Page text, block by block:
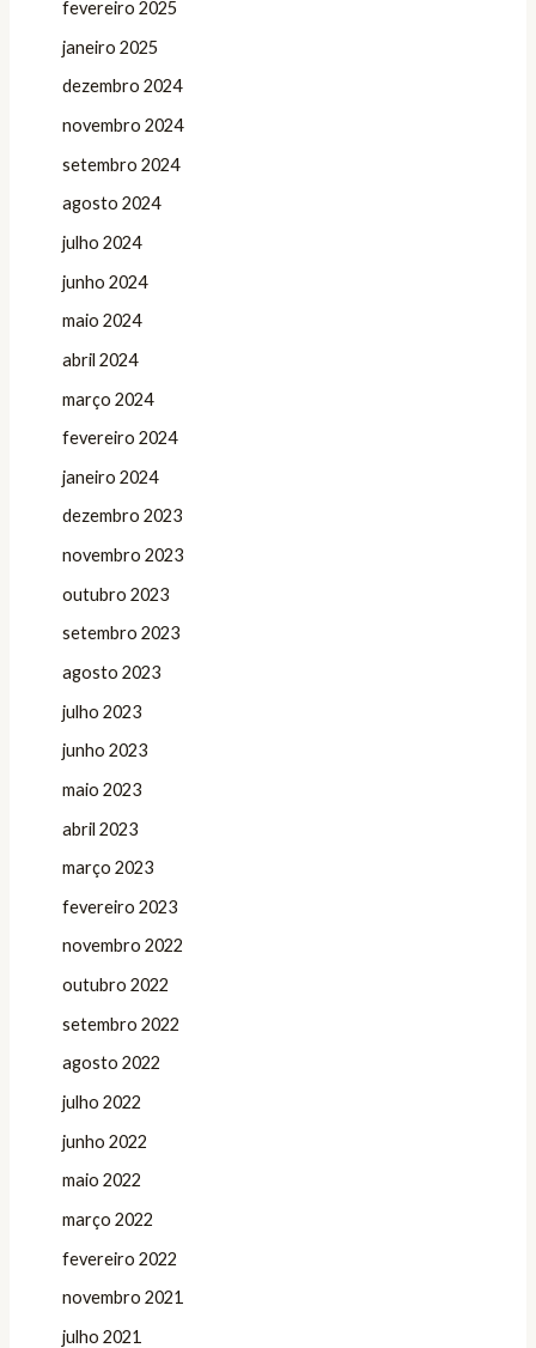
fevereiro 2025
janeiro 2025
dezembro 2024
novembro 2024
setembro 2024
agosto 2024
julho 2024
junho 2024
maio 2024
abril 2024
março 2024
fevereiro 2024
janeiro 2024
dezembro 2023
novembro 2023
outubro 2023
setembro 2023
agosto 2023
julho 2023
junho 2023
maio 2023
abril 2023
março 2023
fevereiro 2023
novembro 2022
outubro 2022
setembro 2022
agosto 2022
julho 2022
junho 2022
maio 2022
março 2022
fevereiro 2022
novembro 2021
julho 2021